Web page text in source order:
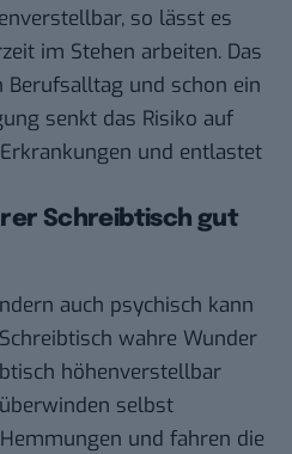
, so lässt es
im Stehen arbeiten. Das
und schon ein
senkt das Risiko auf
und entlastet
Schreibtisch gut
auch psychisch kann
wahre Wunder
höhenverstellbar
selbst
und fahren die